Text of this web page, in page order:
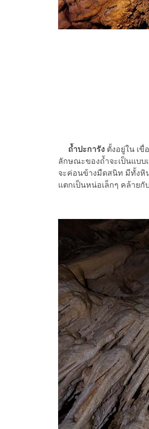
ถ้ำปะการัง ตั้งอยู่ใน เ
ลักษณะของถ้ำจะเป็นแบบ
จะค่อนข้างมืดสนิท มีทั้งหิ
แตกเป็นหน่อเล็กๆ คล้ายกั